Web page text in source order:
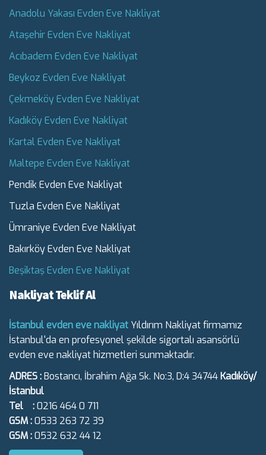
Anadolu Yakası Evden Eve Nakliyat
Ataşehir Evden Eve Nakliyat
Acıbadem Evden Eve Nakliyat
Beykoz Evden Eve Nakliyat
Çekmeköy Evden Eve Nakliyat
Kadıköy Evden Eve Nakliyat
Kartal Evden Eve Nakliyat
Maltepe Evden Eve Nakliyat
Pendik Evden Eve Nakliyat
Tuzla Evden Eve Nakliyat
Ümraniye Evden Eve Nakliyat
Bakırköy Evden Eve Nakliyat
Beşiktaş Evden Eve Nakliyat
Nakliyat Teklif Al
İstanbul evden eve nakliyat Yıldırım Nakliyat firmamız
İstanbul'da en profesyonel şekilde sigortalı asansörlü
evden eve nakliyat hizmetleri sunmaktadır.
ADRES :Bostancı, İbrahim Ağa Sk. No:3, D:4 34744Kadıköy/
İstanbul
Tel :0216 464 0 711
GSM :0533 263 72 39
GSM :0532 632 44 12